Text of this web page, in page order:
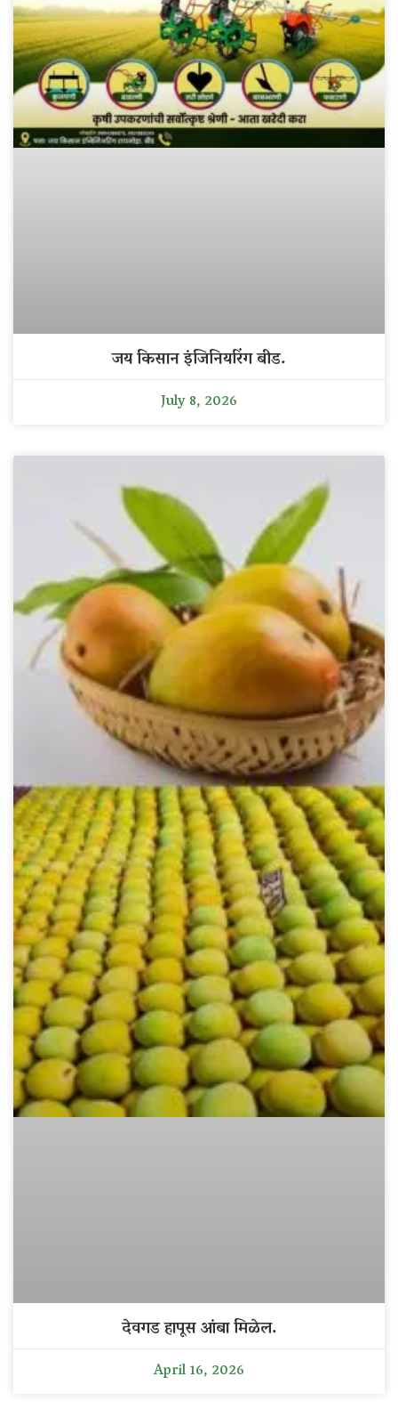
जय किसान इंजिनियरिंग बीड.
July 8, 2026
देवगड हापूस आंबा मिळेल.
April 16, 2026